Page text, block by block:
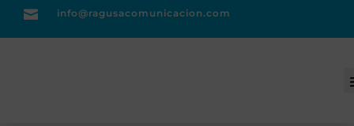
 info@ragusacomunicacion.com